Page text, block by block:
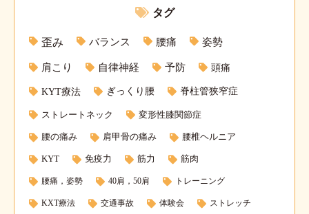
タグ
歪み バランス 腰痛 姿勢
肩こり 自律神経 予防 頭痛
KYT療法 ぎっくり腰 脊柱管狭窄症
ストレートネック 変形性膝関節症
腰の痛み 肩甲骨の痛み 腰椎ヘルニア
KYT 免疫力 筋力 筋肉
腰痛，姿勢 40肩，50肩 トレーニング
KXT療法 交通事故 体験会 ストレッチ